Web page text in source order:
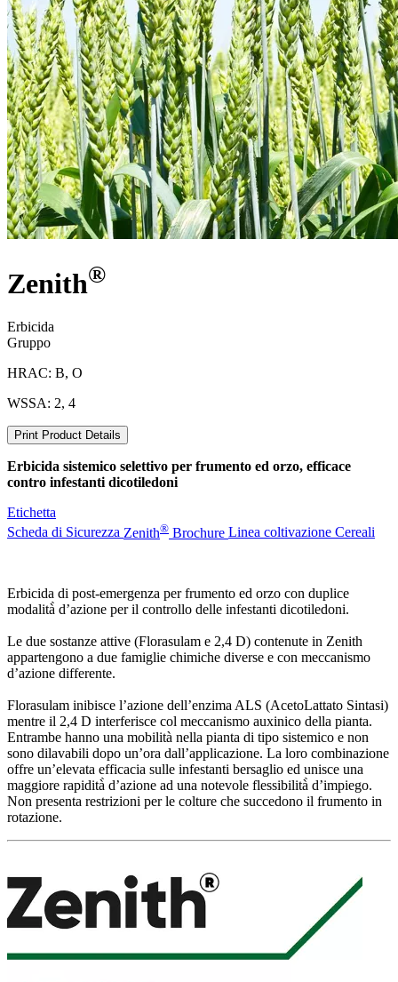
Zenith®
Erbicida
Gruppo
HRAC: B, O
WSSA: 2, 4
Print Product Details
Erbicida sistemico selettivo per frumento ed orzo, efficace
contro infestanti dicotiledoni
Etichetta
Scheda di Sicurezza Zenith® Brochure Linea coltivazione Cereali
Erbicida di post-emergenza per frumento ed orzo con duplice
modalità̀ d’azione per il controllo delle infestanti dicotiledoni.
Le due sostanze attive (Florasulam e 2,4 D) contenute in Zenith
appartengono a due famiglie chimiche diverse e con meccanismo
d’azione differente.
Florasulam inibisce l’azione dell’enzima ALS (AcetoLattato Sintasi)
mentre il 2,4 D interferisce col meccanismo auxinico della pianta.
Entrambe hanno una mobilità nella pianta di tipo sistemico e non
sono dilavabili dopo un’ora dall’applicazione. La loro combinazione
offre un’elevata efficacia sulle infestanti bersaglio ed unisce una
maggiore rapidità̀ d’azione ad una notevole flessibilità̀ d’impiego.
Non presenta restrizioni per le colture che succedono il frumento in
rotazione.